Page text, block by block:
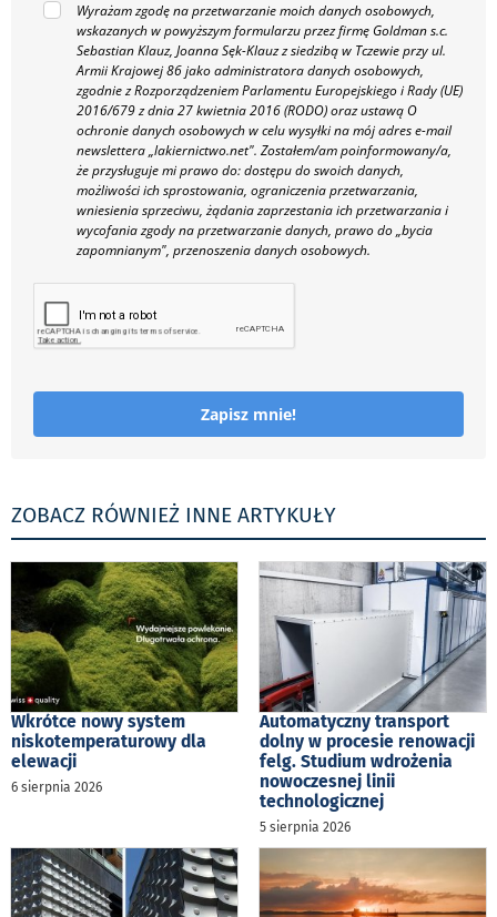
Wyrażam zgodę na przetwarzanie moich danych osobowych,
wskazanych w powyższym formularzu przez firmę Goldman s.c.
Sebastian Klauz, Joanna Sęk-Klauz z siedzibą w Tczewie przy ul.
Armii Krajowej 86 jako administratora danych osobowych,
zgodnie z Rozporządzeniem Parlamentu Europejskiego i Rady (UE)
2016/679 z dnia 27 kwietnia 2016 (RODO) oraz ustawą O
ochronie danych osobowych w celu wysyłki na mój adres e-mail
newslettera „lakiernictwo.net". Zostałem/am poinformowany/a,
że przysługuje mi prawo do: dostępu do swoich danych,
możliwości ich sprostowania, ograniczenia przetwarzania,
wniesienia sprzeciwu, żądania zaprzestania ich przetwarzania i
wycofania zgody na przetwarzanie danych, prawo do „bycia
zapomnianym", przenoszenia danych osobowych.
Zapisz mnie!
ZOBACZ RÓWNIEŻ INNE ARTYKUŁY
Wkrótce nowy system
niskotemperaturowy dla
elewacji
6 sierpnia 2026
Automatyczny transport
dolny w procesie renowacji
felg. Studium wdrożenia
nowoczesnej linii
technologicznej
5 sierpnia 2026